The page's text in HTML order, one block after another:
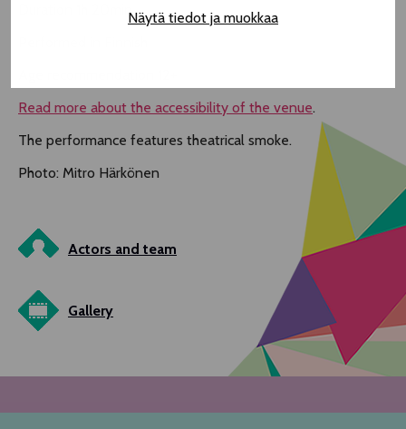
Näytä tiedot ja muokkaa
Duration 1h 20min
Read more about the accessibility of the venue.
The performance features theatrical smoke.
Photo: Mitro Härkönen
Actors and team
Gallery